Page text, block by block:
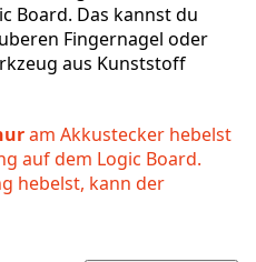
Board. Das kannst du
Fingernagel oder
aus Kunststoff
am Akkustecker hebelst
auf dem Logic Board.
hebelst, kann der